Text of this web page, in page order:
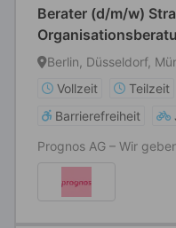
Berater (d/m/w)
Berlin, Düsseldorf,
Vollzeit
Teilzeit
Barrierefreiheit
Prognos AG – Wir